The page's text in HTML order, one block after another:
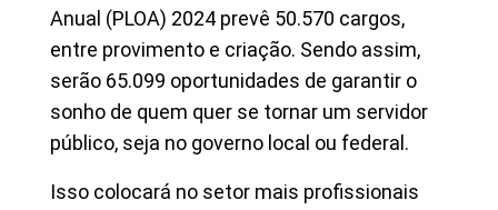
Anual (PLOA) 2024 prevê 50.570 cargos,
entre provimento e criação. Sendo assim,
serão 65.099 oportunidades de garantir o
sonho de quem quer se tornar um servidor
público, seja no governo local ou federal.
Isso colocará no setor mais profissionais